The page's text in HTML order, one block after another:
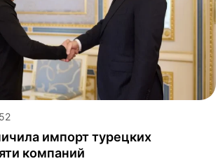
импорт турецких
компаний